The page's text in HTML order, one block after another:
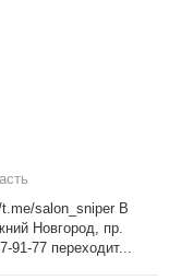
salon_sniper В
Новгород, пр.
77 переходит...